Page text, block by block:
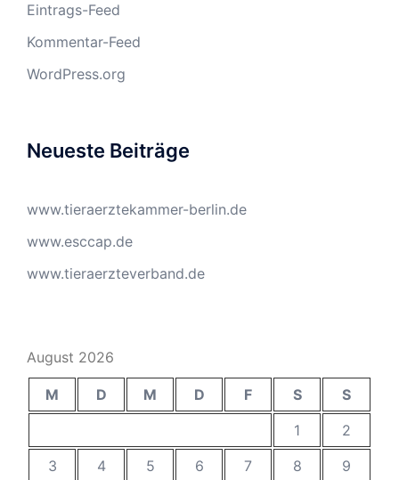
Eintrags-Feed
Kommentar-Feed
WordPress.org
Neueste Beiträge
www.tieraerztekammer-berlin.de
www.esccap.de
www.tieraerzteverband.de
August 2026
M D M D F S
S
1
2
3
4 5 6 7 8
9